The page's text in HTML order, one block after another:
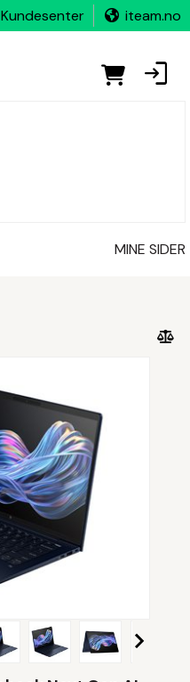
Kundesenter iteam.no
MINE SIDER